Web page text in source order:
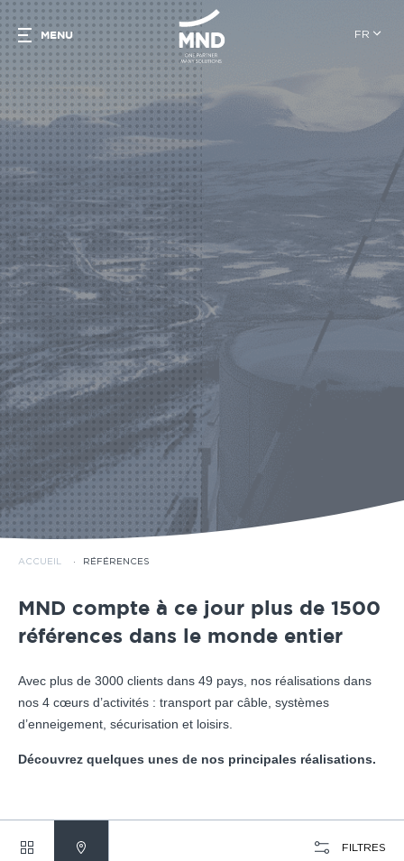
FR
MENU
ACCUEIL · RÉFÉRENCES
MND compte à ce jour plus de 1500
références dans le monde entier
Avec plus de 3000 clients dans 49 pays, nos réalisations dans
nos 4 cœurs d’activités : transport par câble, systèmes
d’enneigement, sécurisation et loisirs.
Découvrez quelques unes de nos principales réalisations.
FILTRES